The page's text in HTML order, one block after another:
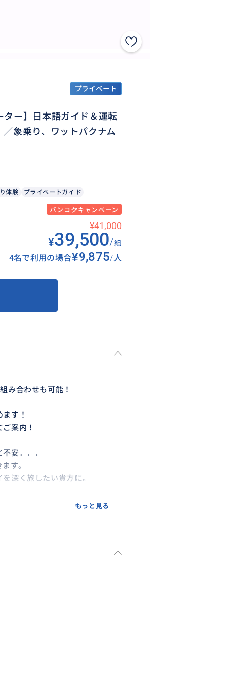
プライベート
ー】日本語ガイド＆運転
象乗り、ワットパクナム
体験 プライベートガイド
バンコクキャンペーン
¥41,000
¥39,500/組
4名で利用の場合 ¥9,875/人
み合わせも可能！
す！
案内！
不安．．．
す。
深く旅したい貴方に。
もっと見る